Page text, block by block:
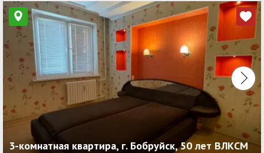
3-комнатная квартира, г. Бобруйск, 50 лет ВЛКСМ